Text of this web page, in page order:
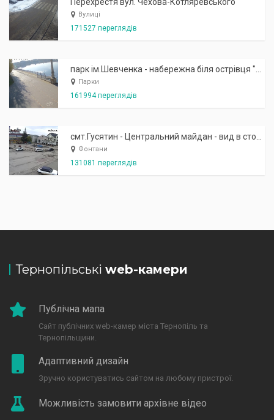
Вулиці
171527 переглядів
Парки
161994 переглядів
Фонтани
131081 переглядів
Тернопільські web-камери
Публічна мапа
Сайт публічних web-камер міста Тернопіль та
Тернопільщини.
Адаптивний дизайн
Зручно користуватись сайтом на любому пристрої.
Можливість замовити архівне відео